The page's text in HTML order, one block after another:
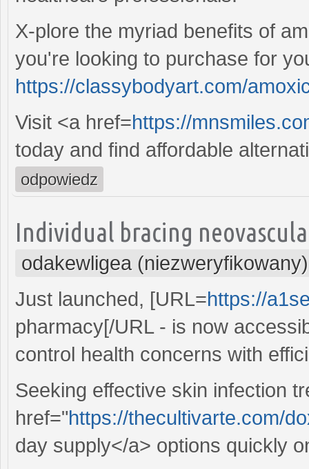
X-plore the myriad benefits of
you're looking to purchase for
https://classybodyart.com/
Visit <a href=https://
today and find affordable
odpowiedz
Individual bracing
odakewligea (niezweryfikowany)
Just launched, [URL=https://
pharmacy[/URL - is now
control health concerns with
Seeking effective skin infection
href="https://thecultivarte.com/
day supply</a> options quickly